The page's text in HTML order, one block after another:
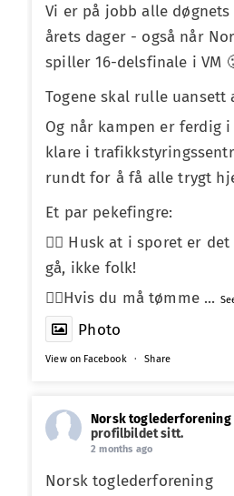
Vi er på jobb alle
årets dager - også når
spiller 16-delsfinale i VM
Togene skal rulle uansett
Og når kampen er ferdig
klare i
rundt for å få alle trygt
Et par pekefingre:
☝🏼 Husk at i sporet er
gå, ikke folk!
☝🏼Hvis du må tømme ...
Photo
View on Facebook · Share
Norsk toglederforening
profilbildet sitt.
2 months ago
Norsk toglederforening